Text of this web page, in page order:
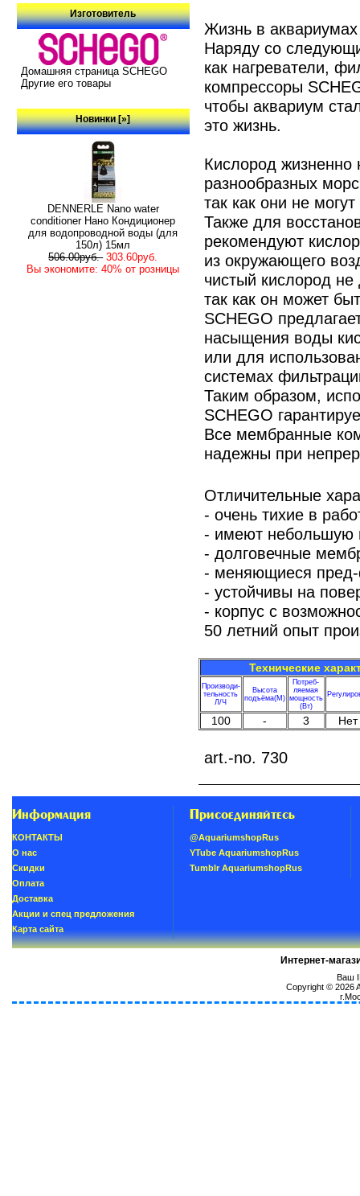
Изготовитель
Домашняя страница SCHEGO
Другие его товары
Новинки [»]
DENNERLE Nano water
conditioner Нано Кондиционер
для водопроводной воды (для
150л) 15мл
506.00руб. 303.60руб.
Вы экономите: 40% от розницы
Жизнь в
Наряду со
как нагреватели,
компрессоры
чтобы аквариум
это жизнь.
Кислород
разнообразных
так как они не
Также для
рекомендуют
из окружающего
чистый кислород
так как он может
SCHEGO
насыщения воды
или для
системах
Таким образом,
SCHEGO
Все мембранные
надежны при
Отличительные
- очень тихие в
- имеют небольшую
- долговечные
- меняющиеся
- устойчивы на
- корпус с
50 летний опыт
Технические
Производи-
тельность
Л/Ч
Высота
подъёма(М)
Потреб-
ляемая
мощность
(Вт)
100 - 3 Нет
art.-no. 730
Информация
КОНТАКТЫ
О нас
Скидки
Oплатa
Доставка
Акции и спец предложения
Карта сайта
Присоединяйтесь
@AquariumshopRus
YTube AquariumshopRus
Tumblr AquariumshopRus
Интернет-
Ваш
Copyright © 2026